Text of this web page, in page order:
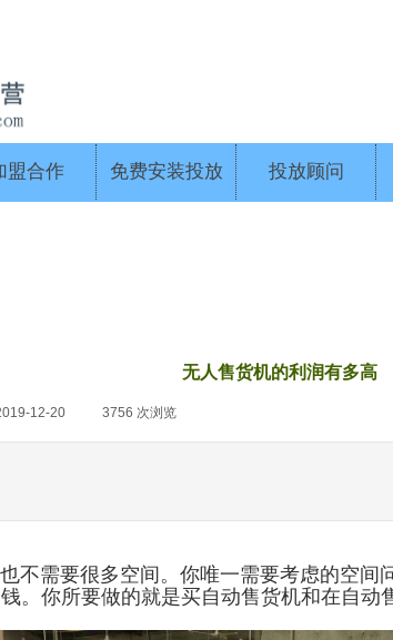
盟合作 免费安装投放 投放顾问
无人售货机的利润有多高
12-20 3756 次浏览
需要很多空间。你唯一需要考虑的空间
。你所要做的就是买自动售货机和在自